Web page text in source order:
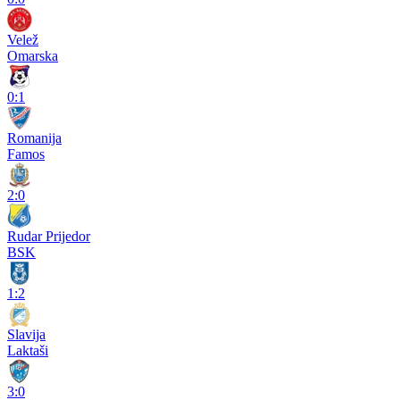
Velež
Omarska
0:1
Romanija
Famos
2:0
Rudar Prijedor
BSK
1:2
Slavija
Laktaši
3:0